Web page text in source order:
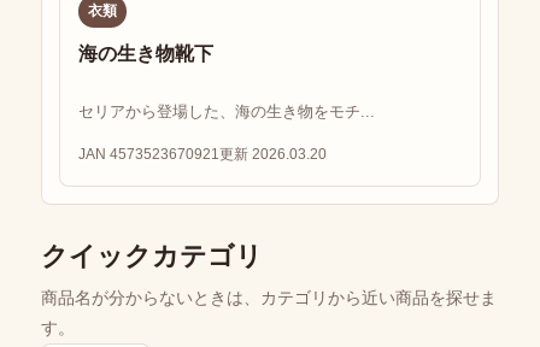
衣類
海の生き物靴下
セリアから登場した、海の生き物をモチ...
JAN 4573523670921 更新 2026.03.20
クイックカテゴリ
商品名が分からないときは、カテゴリから近い商品を探せま
す。